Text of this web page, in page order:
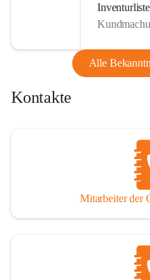
Alle
Kontakte
Mitarbeiter der